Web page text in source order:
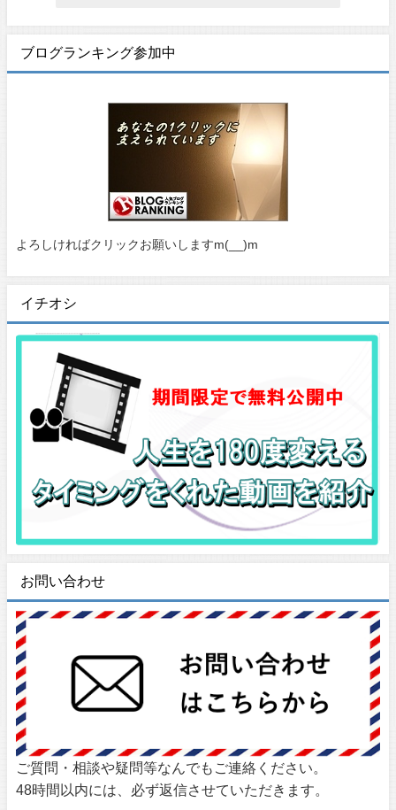
ブログランキング参加中
よろしければクリックお願いしますm(__)m
イチオシ
お問い合わせ
ご質問・相談や疑問等なんでもご連絡ください。
48時間以内には、必ず返信させていただきます。